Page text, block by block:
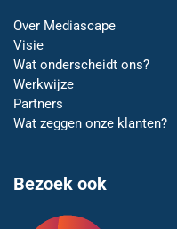
Over Mediascape
Visie
Wat onderscheidt ons?
Werkwijze
Partners
Wat zeggen onze klanten?
Bezoek ook